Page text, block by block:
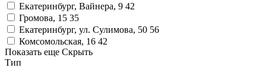
Екатеринбург, Вайнера, 9 42
Громова, 15 35
Екатеринбург, ул. Сулимова, 50 56
Комсомольская, 16 42
Показать еще Скрыть
Тип